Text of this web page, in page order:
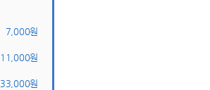
7,000원
11,000원
33,000원